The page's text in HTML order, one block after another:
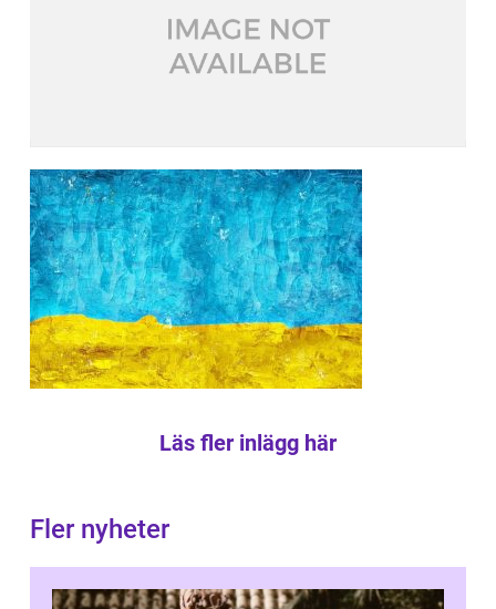
Läs fler inlägg här
Fler nyheter